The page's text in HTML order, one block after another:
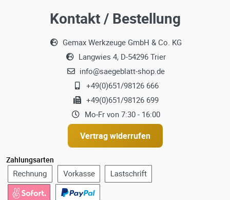
Kontakt / Bestellung
Gemax Werkzeuge GmbH & Co. KG
Langwies 4, D-54296 Trier
info@saegeblatt-shop.de
+49(0)651/98126 666
+49(0)651/98126 699
Mo-Fr von 7:30 - 16:00
Vertrag widerrufen
Zahlungsarten